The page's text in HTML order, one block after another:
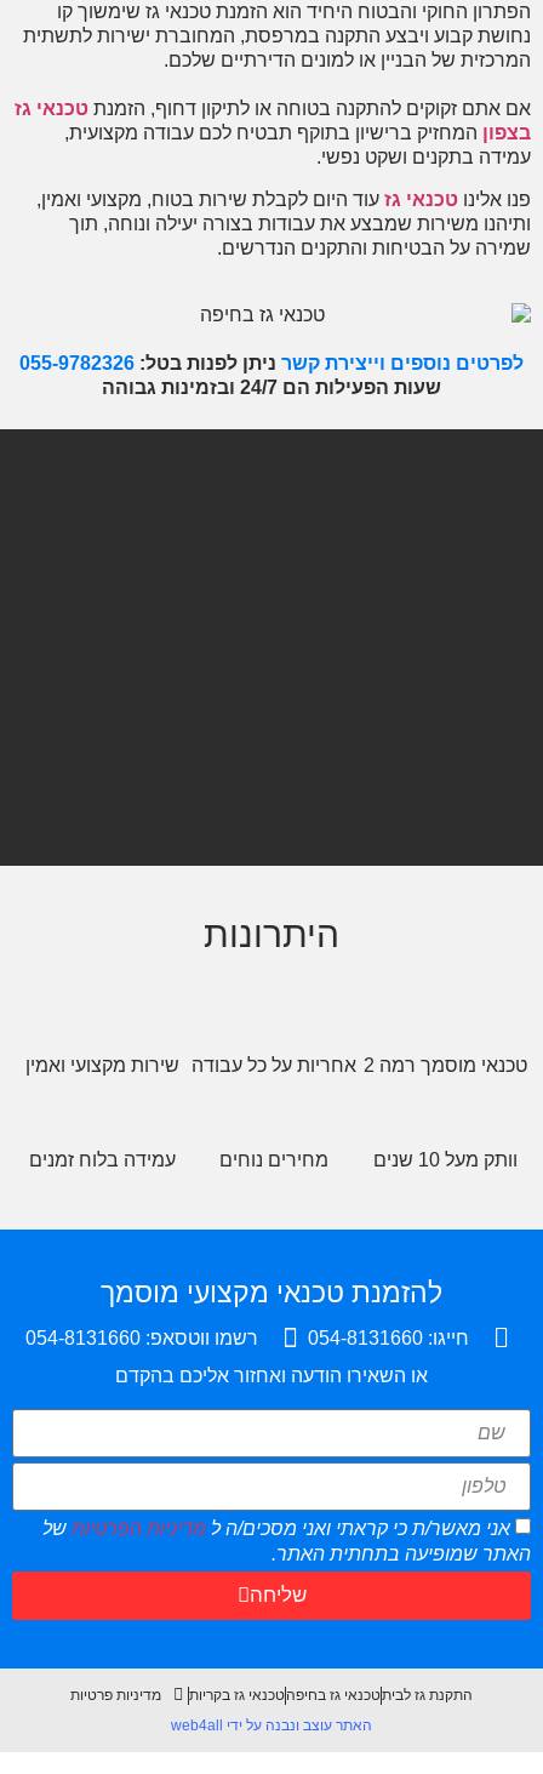
החוקי והבטוח היחיד הוא הזמנת טכנאי גז שימשוך קו
קבוע ויבצע התקנה במרפסת, המחוברת ישירות לתשתית
של הבניין או למונים הדירתיים שלכם.
זקוקים להתקנה בטוחה או לתיקון דחוף, הזמנתטכנאי גז
המחזיק ברישיון בתוקף תבטיח לכם עבודה מקצועית,
בתקנים ושקט נפשי.
אלינוטכנאי גזעוד היום לקבלת שירות בטוח, מקצועי ואמין,
משירות שמבצע את עבודות בצורה יעילה ונוחה, תוך
על הבטיחות והתקנים הנדרשים.
נוספים וייצירת קשר ניתן לפנות בטל:055-9782326
שעות הפעילות הם 24/7 ובזמינות גבוהה
היתרונות
מוסמך רמה 2 אחריות על כל עבודה שירות מקצועי ואמין
מעל 10 שנים מחירים נוחים עמידה בלוח זמנים
להזמנת טכנאי מקצועי מוסמך
חייגו: 054-8131660
רשמו ווטסאפ: 054-8131660
או השאירו הודעה ואחזור אליכם בהקדם
מאשר/ת כי קראתי ואני מסכים/ה למדיניות הפרטיותשל
שמופיעה בתחתית האתר.
שליחה
התקנת גז לביתטכנאי גז בחיפהטכנאי גז בקריות
מדיניות פרטיות
האתר עוצב ונבנה על ידי web4all